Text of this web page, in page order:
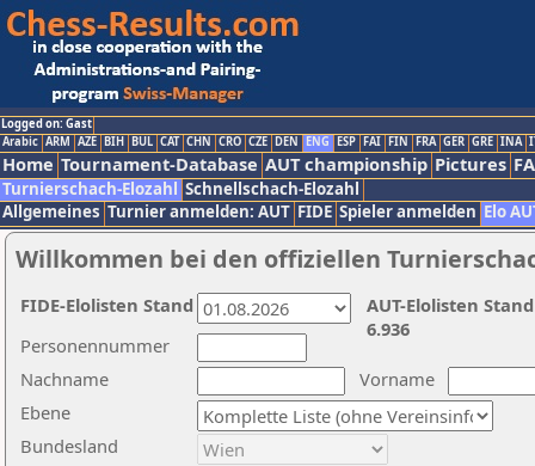
Logged on: Gast
Arabic ARM AZE BIH BUL CAT CHN CRO CZE DEN ENG ESP FAI FIN FRA GER GRE INA
Home Tournament-Database AUT championship Pictures
Turnierschach-Elozahl Schnellschach-Elozahl
Allgemeines Turnier anmelden: AUT FIDE Spieler anmelden Elo
Willkommen bei den offiziellen
Nachname
Vorname
Ebene
Personennummer
Bundesland
AUT-Elolisten
6.936
FIDE-Elolisten Stand